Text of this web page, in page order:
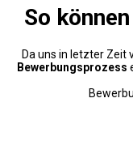
So
Da uns in letzter Zeit
Bewerbungsprozess